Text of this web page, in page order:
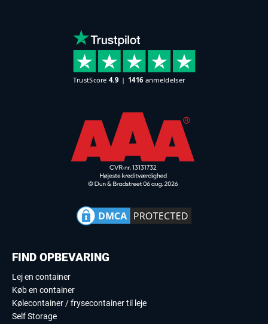
FIND OPBEVARING
Lej en container
Køb en container
Kølecontainer / frysecontainer til leje
Self Storage